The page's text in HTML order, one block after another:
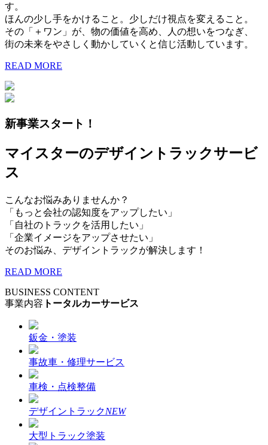
す。
ほんの少し手をかけること。少しだけ視点を変えること。
その「＋ワン」が、物の価値を高め、人の想いをつなぎ、
街の未来をやさしく動かしていくと信じ活動しています。
READ MORE
新事業スタート！
マイスターのデザイントラックサービ
ス
こんなお悩みありませんか？
「もっと会社の認知度をアップしたい」
「自社のトラックを活用したい」
「企業イメージをアップさせたい」
そのお悩み、デザイントラックが解決します！
READ MORE
BUSINESS CONTENT
事業内容 トータルカーサービス
鈑金・塗装
事故車・修理サービス
車検・点検整備
デザイントラックNEW
大型トラック塗装